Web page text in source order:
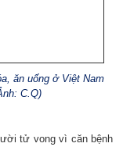
ăn uống ở Việt Nam
C.Q)
tử vong vì căn bệnh